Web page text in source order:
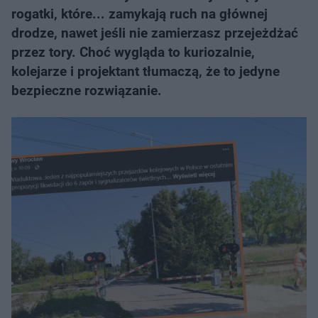
rogatki, które... zamykają ruch na głównej
drodze, nawet jeśli nie zamierzasz przejeżdżać
przez tory. Choć wygląda to kuriozalnie,
kolejarze i projektant tłumaczą, że to jedyne
bezpieczne rozwiązanie.